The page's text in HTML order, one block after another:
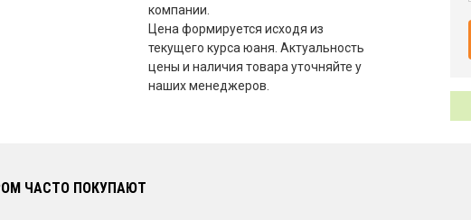
компании.
Цена формируется исходя из
текущего курса юаня. Актуальность
цены и наличия товара уточняйте у
наших менеджеров.
ЧАСТО ПОКУПАЮТ